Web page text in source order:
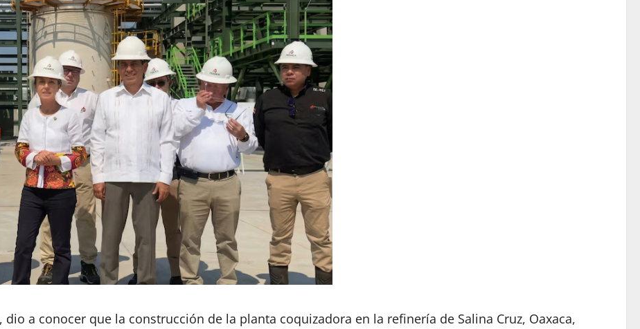
a conocer que la construcción de la planta coquizadora en la refinería de Salina Cruz, Oaxaca,